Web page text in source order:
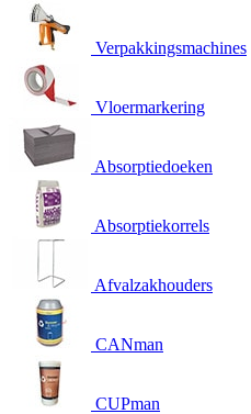
Verpakkingsmachines
Vloermarkering
Absorptiedoeken
Absorptiekorrels
Afvalzakhouders
CANman
CUPman